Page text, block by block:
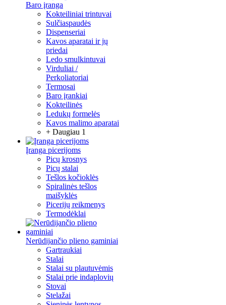
Baro įranga
Kokteiliniai trintuvai
Sulčiaspaudės
Dispenseriai
Kavos aparatai ir jų
priedai
Ledo smulkintuvai
Virduliai /
Perkoliatoriai
Termosai
Baro įrankiai
Kokteilinės
Ledukų formelės
Kavos malimo aparatai
+ Daugiau 1
Įranga picerijoms
Picų krosnys
Picų stalai
Tešlos kočioklės
Spiralinės tešlos
maišyklės
Picerijų reikmenys
Termodėklai
Nerūdijančio plieno gaminiai
Gartraukiai
Stalai
Stalai su plautuvėmis
Stalai prie indaplovių
Stovai
Stelažai